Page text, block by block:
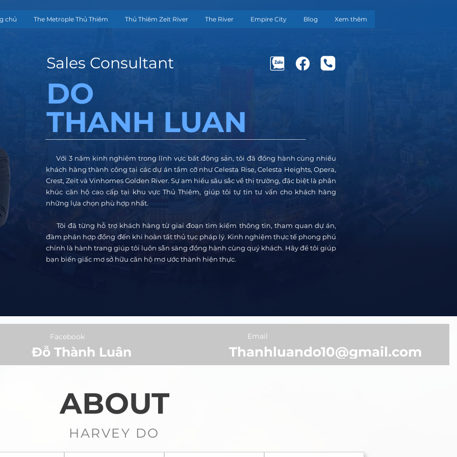
chủ The Metrople Thủ Thiêm Thủ Thiêm Zeit River The River Empire City Blog Xem thêm
Sales Consultant
DO
THANH LUAN
Với 3 năm kinh nghiệm trong lĩnh vực bất động sản, tôi đã đồng hành cùng nhiều
khách hàng thành công tại các dự án tầm cỡ như Celesta Rise, Celesta Heights, Opera,
Crest, Zeit và Vinhomes Golden River. Sự am hiểu sâu sắc về thị trường, đặc biệt là phân
khúc căn hộ cao cấp tại khu vực Thủ Thiêm, giúp tôi tự tin tư vấn cho khách hàng
những lựa chọn phù hợp nhất.
Tôi đã từng hỗ trợ khách hàng từ giai đoạn tìm kiếm thông tin, tham quan dự án,
đàm phán hợp đồng đến khi hoàn tất thủ tục pháp lý. Kinh nghiệm thực tế phong phú
chính là hành trang giúp tôi luôn sẵn sàng đồng hành cùng quý khách. Hãy để tôi giúp
bạn biến giấc mơ sở hữu căn hộ mơ ước thành hiện thực.
Facebook
Đỗ Thành Luân
Email
Thanhluando10@gmail.com
ABOUT
HARVEY DO